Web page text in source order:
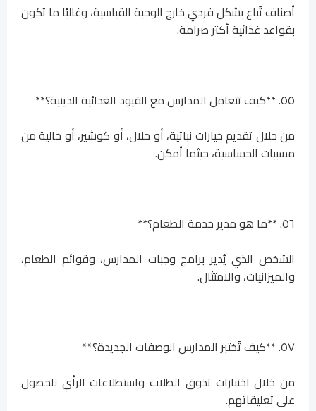
أصناف تُباع بشكل فردي خارج الوجبة القياسية، وغالبًا ما تكون
بقواعد غذائية أكثر صرامة.
٥٥. **كيف تتعامل المدارس مع القيود الغذائية الدينية؟**
من خلال تقديم خيارات نباتية، أو حلال، أو كوشير، أو خالية من
مسببات الحساسية، حيثما أمكن.
٥٦. **ما هو مدير خدمة الطعام؟**
الشخص الذي يُدير برامج وجبات المدارس، وقوائم الطعام،
والميزانيات، والامتثال.
٥٧. **كيف تُختبر المدارس الوصفات الجديدة؟**
من خلال اختبارات تذوق الطلاب واستطلاعات الرأي للحصول
على تعليقاتهم.